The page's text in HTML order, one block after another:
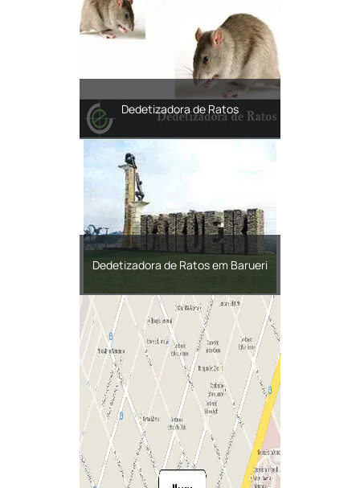
Dedetizadora de Ratos
Dedetizadora de Ratos em Barueri